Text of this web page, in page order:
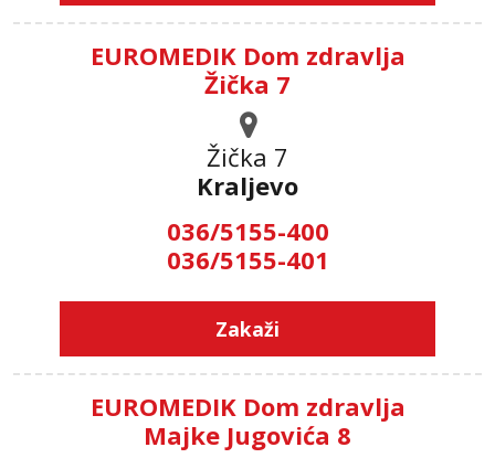
EUROMEDIK Dom zdravlja
Žička 7
Žička 7
Kraljevo
036/5155-400
036/5155-401
Zakaži
EUROMEDIK Dom zdravlja
Majke Jugovića 8